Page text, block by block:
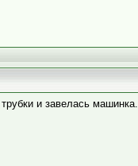
и завелась машинка.